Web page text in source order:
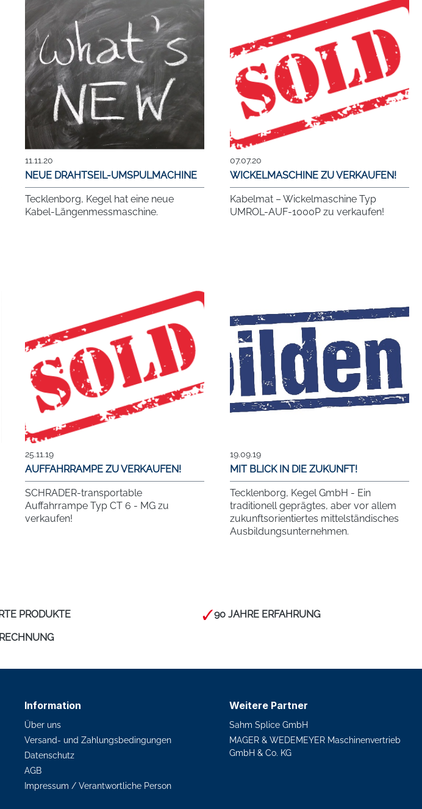
11.11.20
NEUE DRAHTSEIL-UMSPULMACHINE
Tecklenborg, Kegel hat eine neue
Kabel-Längenmessmaschine.
07.07.20
WICKELMASCHINE ZU VERKAUFEN!
Kabelmat – Wickelmaschine Typ
UMROL-AUF-1000P zu verkaufen!
25.11.19
AUFFAHRRAMPE ZU VERKAUFEN!
SCHRADER-transportable
Auffahrrampe Typ CT 6 - MG zu
verkaufen!
19.09.19
MIT BLICK IN DIE ZUKUNFT!
Tecklenborg, Kegel GmbH - Ein
traditionell geprägtes, aber vor allem
zukunftsorientiertes mittelständisches
Ausbildungsunternehmen.
PRODUKTE
90 JAHRE ERFAHRUNG
Information
Über uns
Versand- und Zahlungsbedingungen
Datenschutz
AGB
Impressum / Verantwortliche Person
Weitere Partner
Sahm Splice GmbH
MAGER & WEDEMEYER Maschinenvertrieb
GmbH & Co. KG